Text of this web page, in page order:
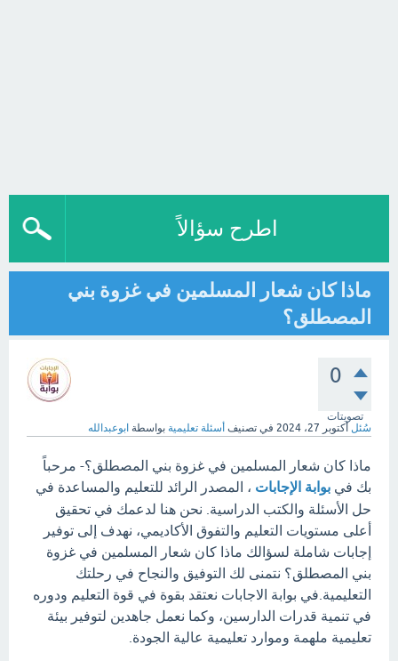
اطرح سؤالاً
ماذا كان شعار المسلمين في غزوة بني
المصطلق؟
0
تصويتات
سُئل أكتوبر 27، 2024 في تصنيف أسئلة تعليمية بواسطة ابوعبدالله
ماذا كان شعار المسلمين في غزوة بني المصطلق؟- مرحباً
بك في بوابة الإجابات ، المصدر الرائد للتعليم والمساعدة في
حل الأسئلة والكتب الدراسية. نحن هنا لدعمك في تحقيق
أعلى مستويات التعليم والتفوق الأكاديمي، نهدف إلى توفير
إجابات شاملة لسؤالك ماذا كان شعار المسلمين في غزوة
بني المصطلق؟ نتمنى لك التوفيق والنجاح في رحلتك
التعليمية.في بوابة الاجابات نعتقد بقوة في قوة التعليم ودوره
في تنمية قدرات الدارسين، وكما نعمل جاهدين لتوفير بيئة
تعليمية ملهمة وموارد تعليمية عالية الجودة.